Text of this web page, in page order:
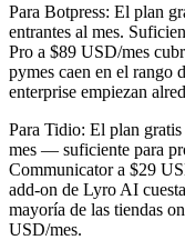
Para Botpress: El plan
entrantes al mes.
Pro a $89 USD/mes
pymes caen en el rango
enterprise empiezan
Para Tidio: El plan
mes — suficiente para
Communicator a $29
add-on de Lyro AI
mayoría de las tiendas
USD/mes.